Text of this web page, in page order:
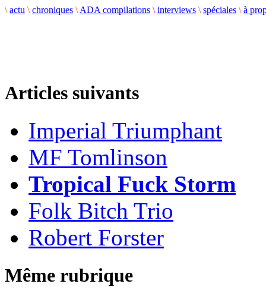
\ actu \ chroniques \ ADA compilations \ interviews \ spéciales \ à
Articles suivants
Imperial Triumphant
MF Tomlinson
Tropical Fuck Storm
Folk Bitch Trio
Robert Forster
Même rubrique